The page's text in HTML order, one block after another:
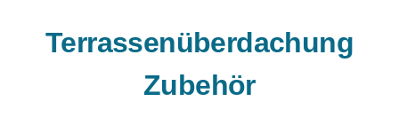
Terrassenüberdachung
Zubehör